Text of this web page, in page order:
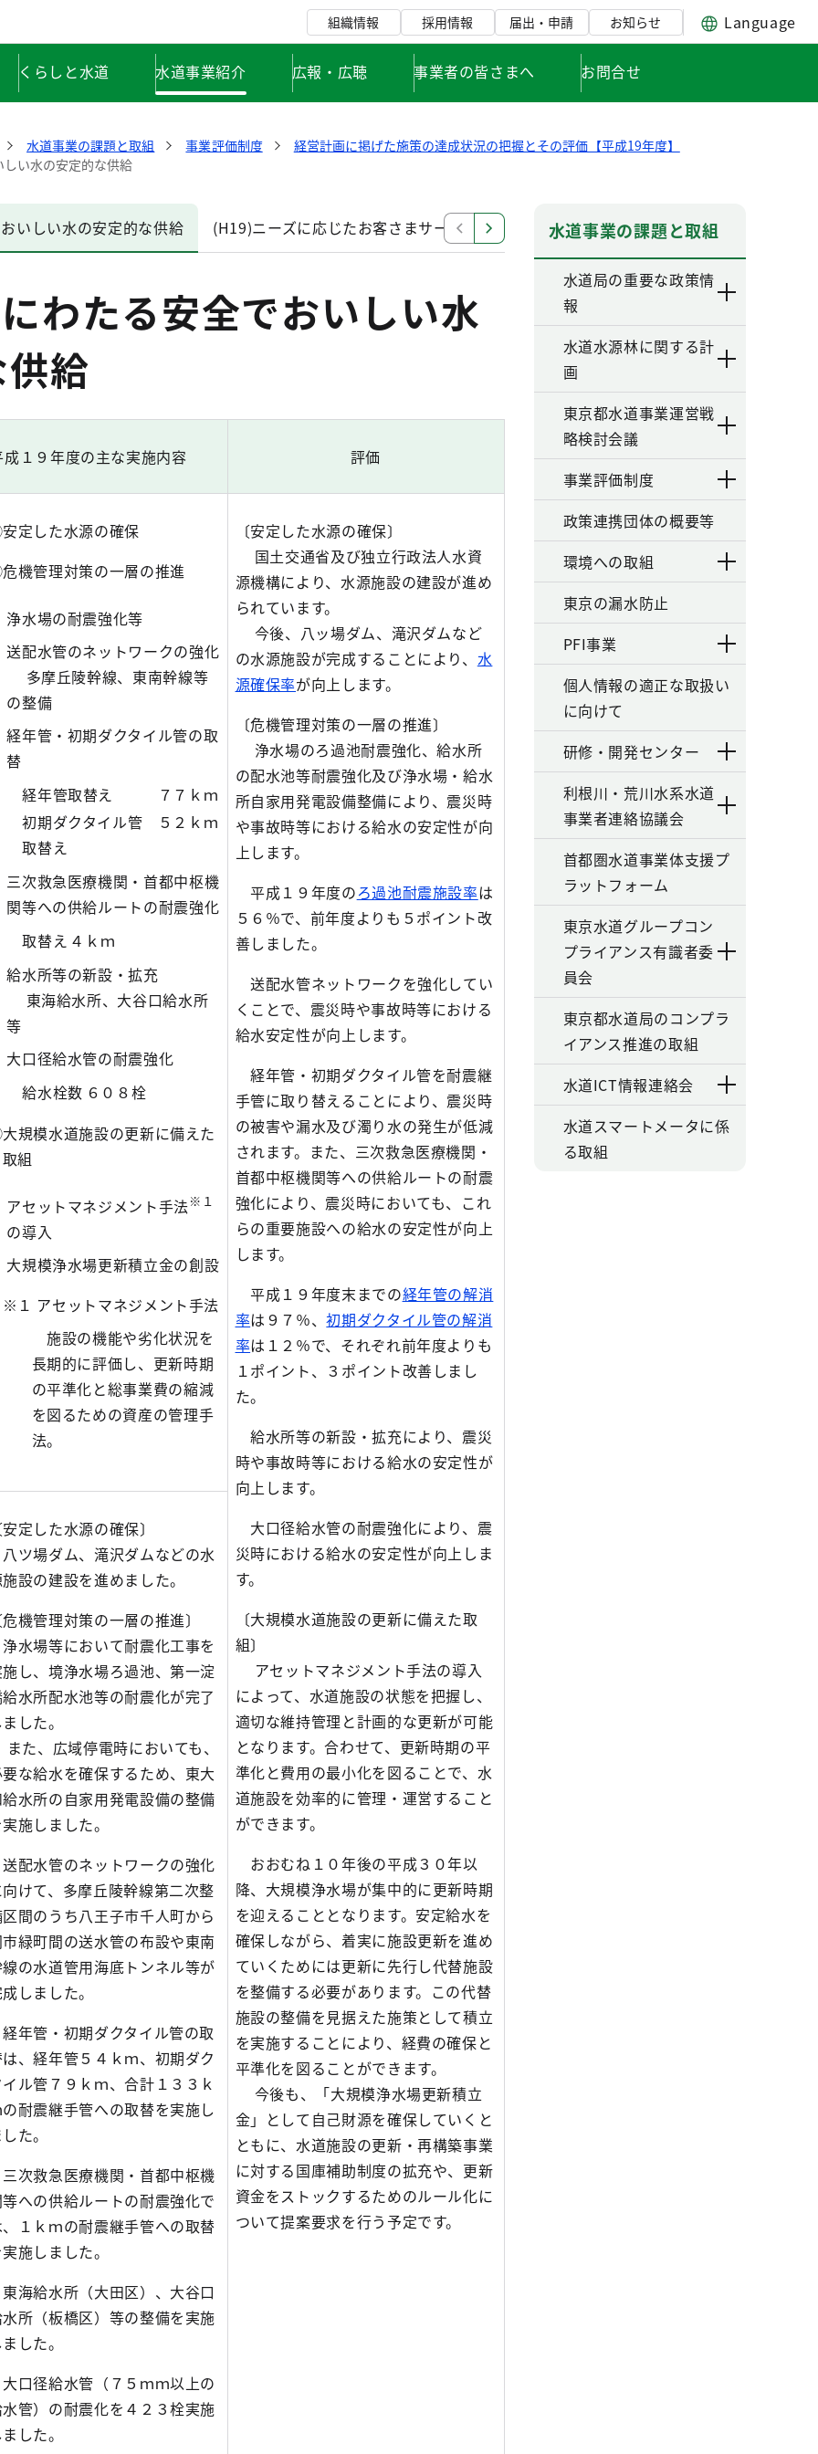
組織情報 採用情報 届出・申請 お知らせ Language
くらしと水道 水道事業紹介 広報・広聴 事業者の皆さまへ お問合せ
水道事業の課題と取組 事業評価制度
経営計画に掲げた施策の達成状況の把握とその評価【平成19年度】
い水の安定的な供給
いしい水の安定的な供給 (H19)ニーズに応じたお客さまサービスの積極的な展開 (H19)効率的で責任のある運
わたる安全でおいしい水
給
成１９年度の主な実施内容 評価
定した水源の確保
機管理対策の一層の推進
浄水場の耐震強化等
送配水管のネットワークの強化
多摩丘陵幹線、東南幹線等
の整備
経年管・初期ダクタイル管の取
替
経年管取替え
７７ｋｍ
初期ダクタイル管
取替え
５２ｋｍ
三次救急医療機関・首都中枢機
関等への供給ルートの耐震強化
取替え ４ｋｍ
給水所等の新設・拡充
東海給水所、大谷口給水所
等
大口径給水管の耐震強化
給水栓数 ６０８栓
規模水道施設の更新に備えた
取組
アセットマネジメント手法※１
の導入
大規模浄水場更新積立金の創設
※１ アセットマネジメント手法
施設の機能や劣化状況を
長期的に評価し、更新時期
の平準化と総事業費の縮減
を図るための資産の管理手
法。
〔安定した水源の確保〕
国土交通省及び独立行政法人水資
源機構により、水源施設の建設が進め
られています。
今後、八ッ場ダム、滝沢ダムなど
の水源施設が完成することにより、 水
源確保率が向上します。
〔危機管理対策の一層の推進〕
浄水場のろ過池耐震強化、給水所
の配水池等耐震強化及び浄水場・給水
所自家用発電設備整備により、震災時
や事故時等における給水の安定性が向
上します。
平成１９年度のろ過池耐震施設率は
５６％で、前年度よりも５ポイント改
善しました。
送配水管ネットワークを強化してい
くことで、震災時や事故時等における
給水安定性が向上します。
経年管・初期ダクタイル管を耐震継
手管に取り替えることにより、震災時
の被害や漏水及び濁り水の発生が低減
されます。また、三次救急医療機関・
首都中枢機関等への供給ルートの耐震
強化により、震災時においても、これ
らの重要施設への給水の安定性が向上
します。
平成１９年度末までの経年管の解消
率は９７％、初期ダクタイル管の解消
率は１２％で、それぞれ前年度よりも
１ポイント、３ポイント改善しまし
た。
給水所等の新設・拡充により、震災
時や事故時等における給水の安定性が
向上します。
大口径給水管の耐震強化により、震
災時における給水の安定性が向上しま
す。
〔大規模水道施設の更新に備えた取
組〕
アセットマネジメント手法の導入
によって、水道施設の状態を把握し、
適切な維持管理と計画的な更新が可能
となります。合わせて、更新時期の平
準化と費用の最小化を図ることで、水
道施設を効率的に管理・運営すること
ができます。
おおむね１０年後の平成３０年以
降、大規模浄水場が集中的に更新時期
を迎えることとなります。安定給水を
確保しながら、着実に施設更新を進め
ていくためには更新に先行し代替施設
を整備する必要があります。この代替
施設の整備を見据えた施策として積立
を実施することにより、経費の確保と
平準化を図ることができます。
今後も、「大規模浄水場更新積立
金」として自己財源を確保していくと
ともに、水道施設の更新・再構築事業
に対する国庫補助制度の拡充や、更新
資金をストックするためのルール化に
ついて提案要求を行う予定です。
定した水源の確保〕
ツ場ダム、滝沢ダムなどの水
設の建設を進めました。
機管理対策の一層の推進〕
場等において耐震化工事を
し、境浄水場ろ過池、第一淀
水所配水池等の耐震化が完了
した。
、広域停電時においても、
な給水を確保するため、東大
水所の自家用発電設備の整備
施しました。
配水管のネットワークの強化
けて、多摩丘陵幹線第二次整
間のうち八王子市千人町から
緑町間の送水管の布設や東南
の水道管用海底トンネル等が
しました。
管・初期ダクタイル管の取
、経年管５４ｋｍ、初期ダク
ル管７９ｋｍ、合計１３３ｋ
耐震継手管への取替を実施し
た。
次救急医療機関・首都中枢機
への供給ルートの耐震強化で
１ｋｍの耐震継手管への取替
施しました。
給水所（大田区）、大谷口
所（板橋区）等の整備を実施
した。
径給水管（７５ｍｍ以上の
管）の耐震化を４２３栓実施
した。
水道事業の課題と取組
水道局の重要な政策情
報
水道水源林に関する計
画
東京都水道事業運営戦
略検討会議
事業評価制度
政策連携団体の概要等
環境への取組
東京の漏水防止
PFI事業
個人情報の適正な取扱い
に向けて
研修・開発センター
利根川・荒川水系水道
事業者連絡協議会
首都圏水道事業体支援プ
ラットフォーム
東京水道グループコン
プライアンス有識者委
員会
東京都水道局のコンプラ
イアンス推進の取組
水道ICT情報連絡会
水道スマートメータに係
る取組